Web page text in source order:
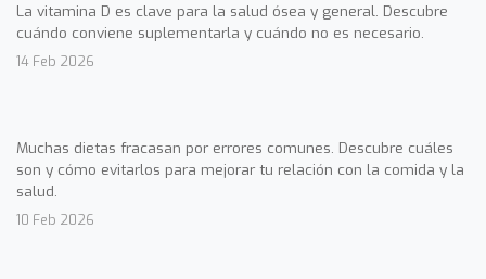
La vitamina D es clave para la salud ósea y general. Descubre
cuándo conviene suplementarla y cuándo no es necesario.
14 Feb 2026
Muchas dietas fracasan por errores comunes. Descubre cuáles
son y cómo evitarlos para mejorar tu relación con la comida y la
salud.
10 Feb 2026